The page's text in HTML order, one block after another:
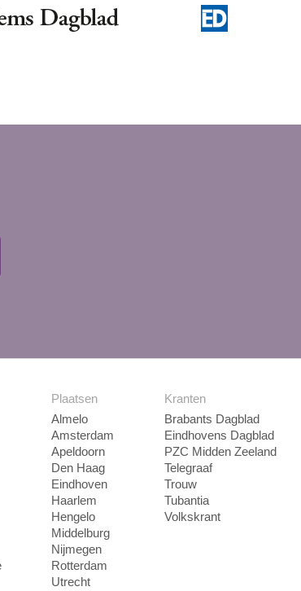
Plaatsen
Almelo
Amsterdam
Apeldoorn
Den Haag
Eindhoven
Haarlem
Hengelo
Middelburg
Nijmegen
Rotterdam
Utrecht
Kranten
Brabants Dagblad
Eindhovens Dagblad
PZC Midden Zeeland
Telegraaf
Trouw
Tubantia
Volkskrant